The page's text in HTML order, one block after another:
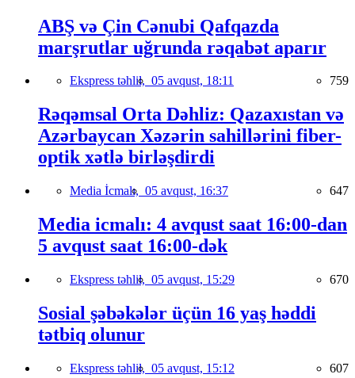
ABŞ və Çin Cənubi Qafqazda
marşrutlar uğrunda rəqabət aparır
Ekspress təhlil, 05 avqust, 18:11 759
Rəqəmsal Orta Dəhliz: Qazaxıstan və
Azərbaycan Xəzərin sahillərini fiber-
optik xətlə birləşdirdi
Media İcmalı, 05 avqust, 16:37 647
Media icmalı: 4 avqust saat 16:00-dan
5 avqust saat 16:00-dək
Ekspress təhlil, 05 avqust, 15:29 670
Sosial şəbəkələr üçün 16 yaş həddi
tətbiq olunur
Ekspress təhlil, 05 avqust, 15:12 607